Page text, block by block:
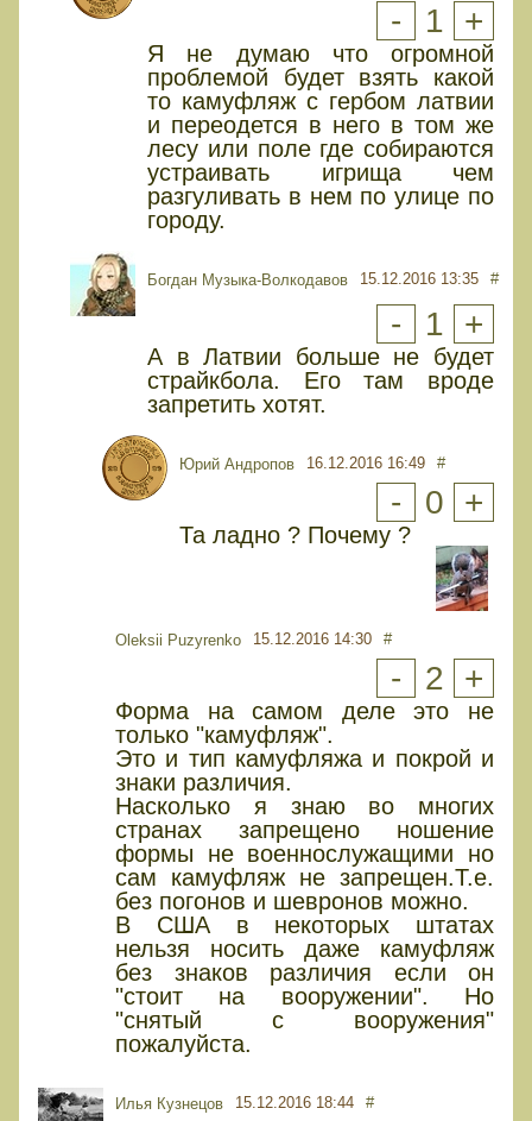
- 1 +
Я не думаю что огромной
проблемой будет взять какой
то камуфляж с гербом латвии
и переодется в него в том же
лесу или поле где собираются
устраивать игрища чем
разгуливать в нем по улице по
городу.
Богдан Музыка-Волкодавов 15.12.2016 13:35 #
- 1 +
А в Латвии больше не будет
страйкбола. Его там вроде
запретить хотят.
Юрий Андропов 16.12.2016 16:49 #
- 0 +
Та ладно ? Почему ?
Oleksii Puzyrenko 15.12.2016 14:30 #
- 2 +
Форма на самом деле это не
только "камуфляж".
Это и тип камуфляжа и покрой и
знаки различия.
Насколько я знаю во многих
странах запрещено ношение
формы не военнослужащими но
сам камуфляж не запрещен.Т.е.
без погонов и шевронов можно.
В США в некоторых штатах
нельзя носить даже камуфляж
без знаков различия если он
"стоит на вооружении". Но
"снятый с вооружения"
пожалуйста.
Илья Кузнецов 15.12.2016 18:44 #